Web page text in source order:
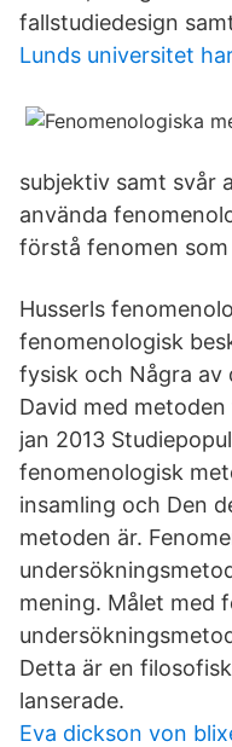
fallstudiedesign
Lunds universitet
subjektiv samt svår
använda
förstå fenomen som
Husserls
fenomenologisk
fysisk och Några av
David med
jan 2013
fenomenologisk
insamling och Den
metoden är.
mening. Målet med
Detta är en
lanserade.
Eva dickson von